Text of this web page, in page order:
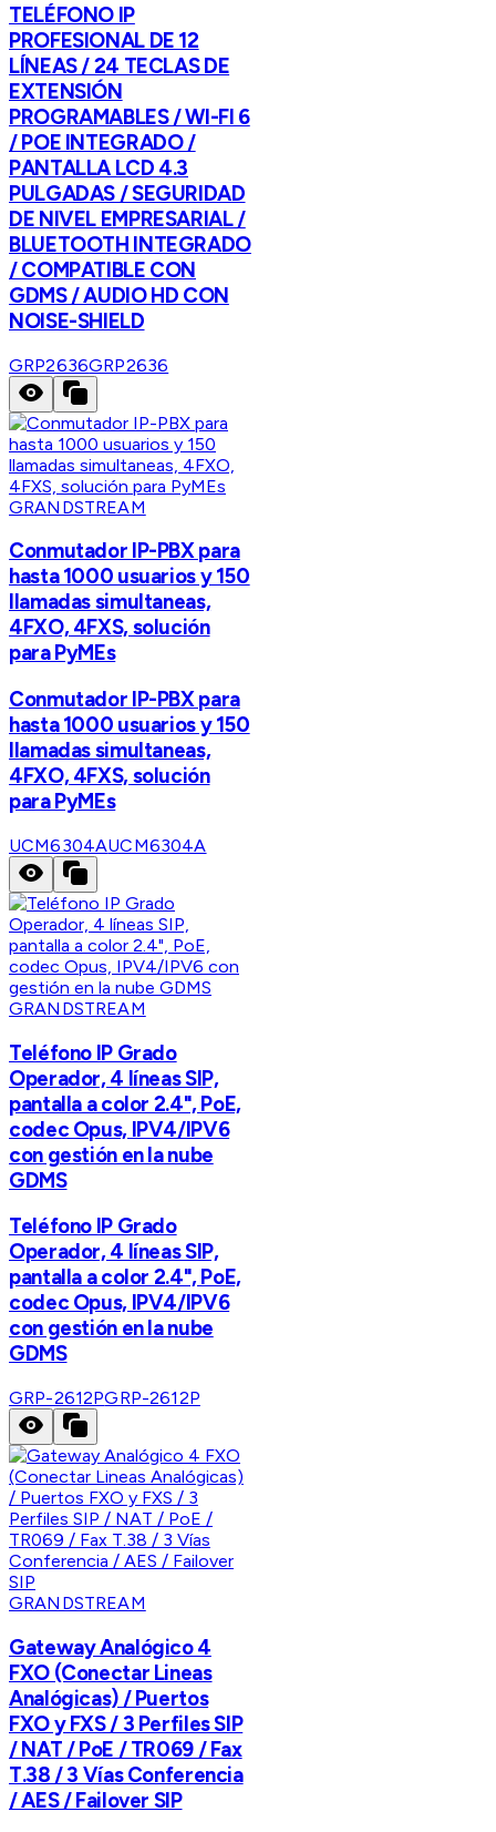
TELÉFONO IP
PROFESIONAL DE 12
LÍNEAS / 24 TECLAS DE
EXTENSIÓN
PROGRAMABLES / WI-FI 6
/ POE INTEGRADO /
PANTALLA LCD 4.3
PULGADAS / SEGURIDAD
DE NIVEL EMPRESARIAL /
BLUETOOTH INTEGRADO
/ COMPATIBLE CON
GDMS / AUDIO HD CON
NOISE-SHIELD
GRP2636GRP2636
GRANDSTREAM
Conmutador IP-PBX para
hasta 1000 usuarios y 150
llamadas simultaneas,
4FXO, 4FXS, solución
para PyMEs
Conmutador IP-PBX para
hasta 1000 usuarios y 150
llamadas simultaneas,
4FXO, 4FXS, solución
para PyMEs
UCM6304AUCM6304A
GRANDSTREAM
Teléfono IP Grado
Operador, 4 líneas SIP,
pantalla a color 2.4", PoE,
codec Opus, IPV4/IPV6
con gestión en la nube
GDMS
Teléfono IP Grado
Operador, 4 líneas SIP,
pantalla a color 2.4", PoE,
codec Opus, IPV4/IPV6
con gestión en la nube
GDMS
GRP-2612PGRP-2612P
GRANDSTREAM
Gateway Analógico 4
FXO (Conectar Lineas
Analógicas) / Puertos
FXO y FXS / 3 Perfiles SIP
/ NAT / PoE / TR069 / Fax
T.38 / 3 Vías Conferencia
/ AES / Failover SIP